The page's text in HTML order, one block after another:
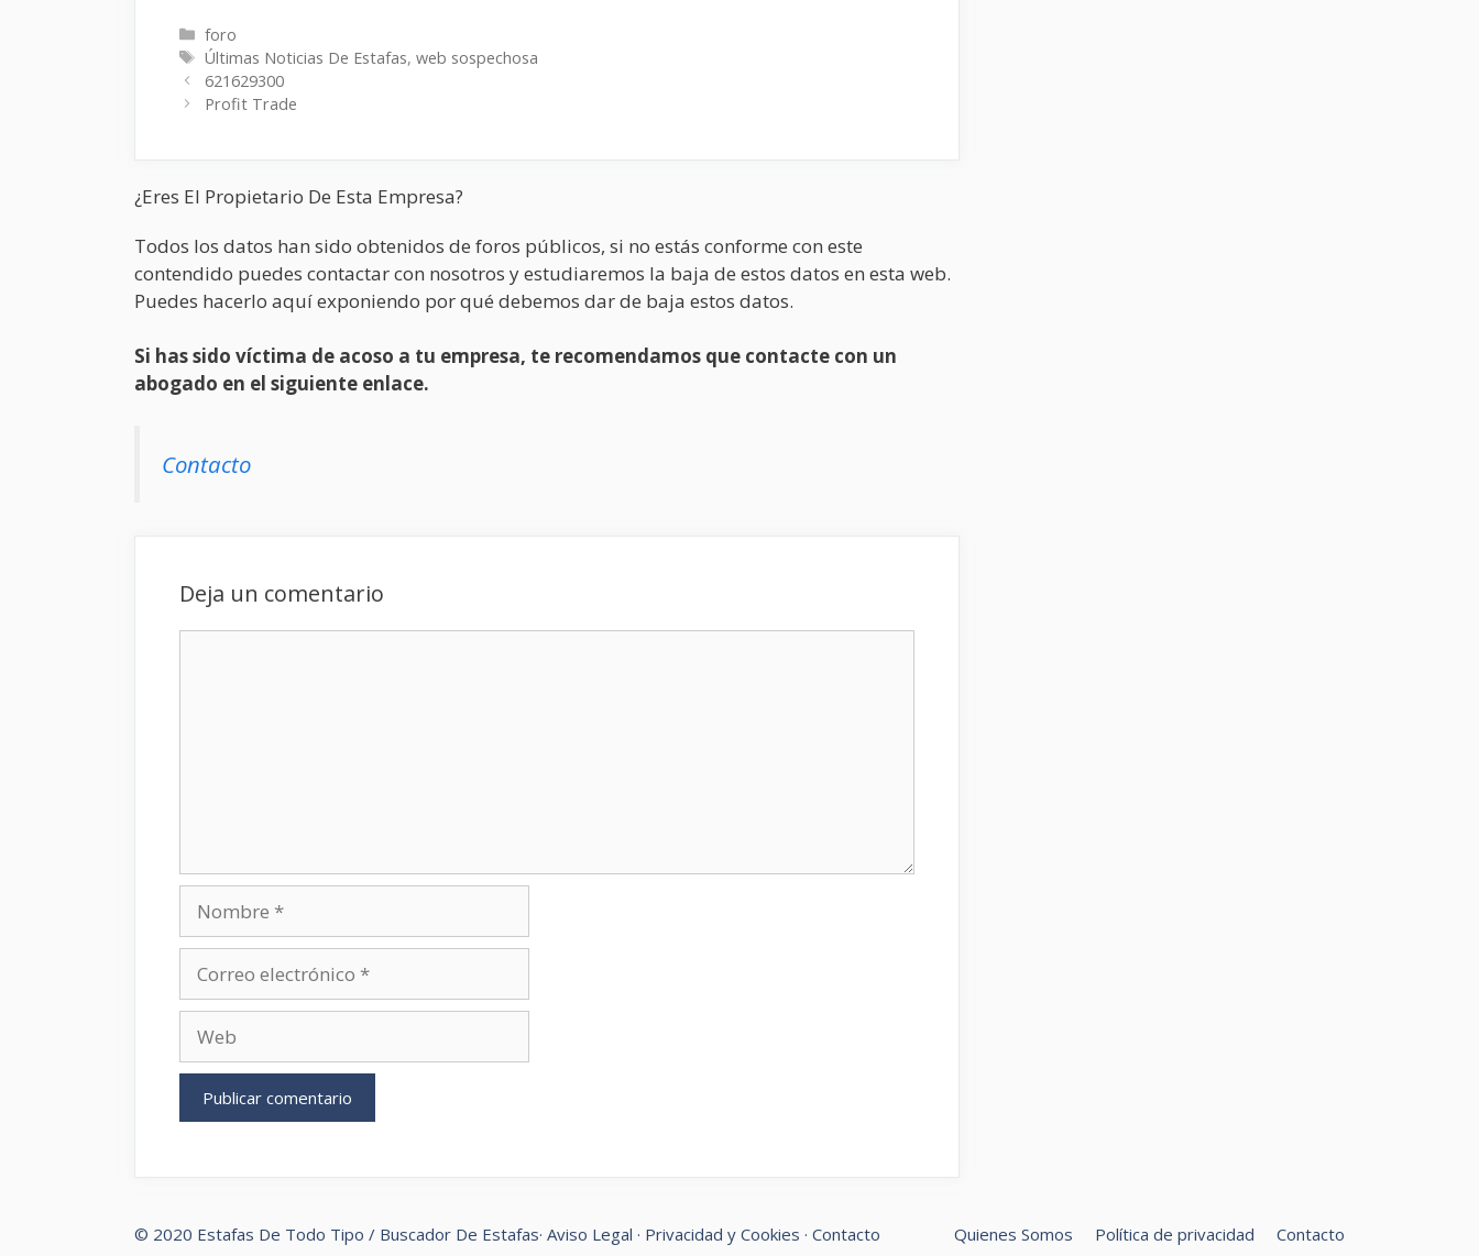
Categorías
foro
Etiquetas
Últimas Noticias De Estafas,web sospechosa
621629300
Profit Trade
¿Eres El Propietario De Esta Empresa?
Todos los datos han sido obtenidos de foros públicos, si no estás conforme con este
contendido puedes contactar con nosotros y estudiaremos la baja de estos datos en esta web.
Puedes hacerlo aquí exponiendo por qué debemos dar de baja estos datos.
Si has sido víctima de acoso a tu empresa, te recomendamos que contacte con un
abogado en el siguiente enlace.
Contacto
Deja un comentario
electrónico
Quienes Somos Política de privacidad Contacto
© 2020 Estafas De Todo Tipo / Buscador De Estafas· Aviso Legal · Privacidad y Cookies · Contacto